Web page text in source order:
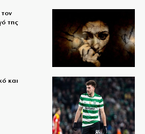
της
και